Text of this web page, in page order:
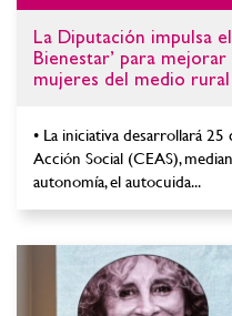
La Diputación impulsa
Bienestar’ para
mujeres del medio rural
• La iniciativa desarrollará
Acción Social (CEAS),
autonomía, el autocuida...